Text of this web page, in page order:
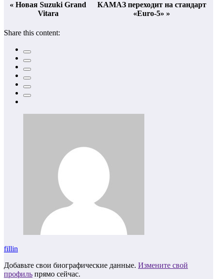
« Новая Suzuki Grand
Vitara
КАМАЗ переходит на стандарт
«Euro-5» »
Share this content:
fillin
Добавьте свои биографические данные. Измените свой
профиль прямо сейчас.